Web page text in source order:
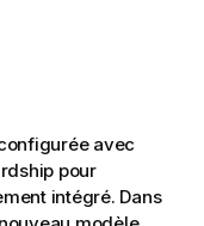
avec
pour
intégré. Dans